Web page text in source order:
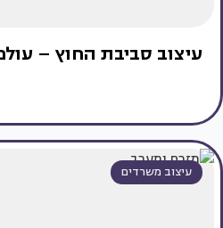
עיצוב סביבת החוץ –
עיצוב משרדים